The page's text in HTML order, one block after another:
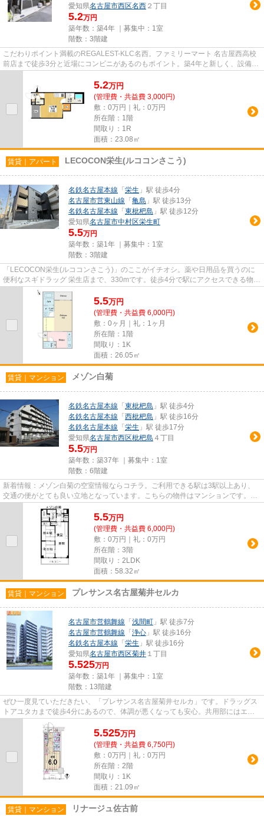
愛知県名古屋市西区名西 ２丁目
5.2万円
築年数：築4年 ｜募集中： 1室
階数：3階建
こだわりポイント満載のREGALEST-KLC名西。ファミリーマート 名古屋西高校
前店まで徒歩3分と近場にコンビニがあるのもポイント。築4年と新しく、設備の
5.2万円
(管理費・共益費 3,000円)
敷：0万円｜礼：0万円
所在階：1階
間取り：1R
面積：23.08㎡
賃貸｜アパート LECOCON栄生(ルココンさこう)
名鉄名古屋本線 「 栄生 」駅 徒歩4分
名古屋市営東山線 「 亀島 」駅 徒歩13分
名鉄名古屋本線 「 東枇杷島 」駅 徒歩12分
愛知県名古屋市中村区栄生町
5.5万円
築年数：築1年 ｜募集中： 1室
階数：3階建
「LECOCON栄生(ルココンさこう)」のここがイチオシ。薬や日用品を買うのに
便利なスギドラッグ 栄生店まで、330mです。徒歩4分で駅にアクセスできる物件
です。多方面にアクセス可能な、...
5.5万円
(管理費・共益費 6,000円)
敷：0ヶ月｜礼：1ヶ月
所在階：1階
間取り：1K
面積：26.05㎡
賃貸｜マンション メゾン白菊
名鉄名古屋本線 「 東枇杷島 」駅 徒歩4分
名鉄名古屋本線 「 西枇杷島 」駅 徒歩16分
名鉄名古屋本線 「 栄生 」駅 徒歩17分
愛知県名古屋市西区枇杷島 ４丁目
5.5万円
築年数：築37年 ｜募集中： 1室
階数：6階建
新着情報：メゾン白菊の空室情報ならコチラ。ご利用できる駅は3駅以上あり、
交通の便がとても良い立地となっています。こちらの物件はマンションです。こ
の物件は駅から徒歩4分の物件...
5.5万円
(管理費・共益費 6,000円)
敷：0万円｜礼：0万円
所在階：3階
間取り：2LDK
面積：58.32㎡
賃貸｜マンション プレサンス名古屋菊井セルカ
名古屋市営鶴舞線 「 浅間町 」駅 徒歩7分
名古屋市営鶴舞線 「 浄心 」駅 徒歩16分
名鉄名古屋本線 「 栄生 」駅 徒歩16分
愛知県名古屋市西区菊井 １丁目
5.525万円
築年数：築1年 ｜募集中： 1室
階数：13階建
ぜひ一度見ていただきたい、「プレサンス名古屋菊井セルカ」です。ドラッグス
トアユタカまで徒歩4分にあるので、体調が悪くなっても安心。共用部にはエレ
ベータ・敷地内ごみ置き場など...
5.525万円
(管理費・共益費 6,750円)
敷：0万円｜礼：0万円
所在階：2階
間取り：1K
面積：21.09㎡
賃貸｜マンション リナージュ佐古前